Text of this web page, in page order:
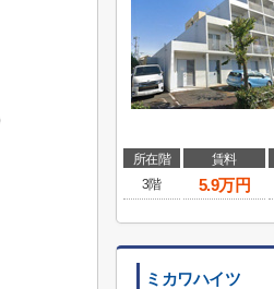
所在階 賃料
3階
5.9万円
ミカワハイツ